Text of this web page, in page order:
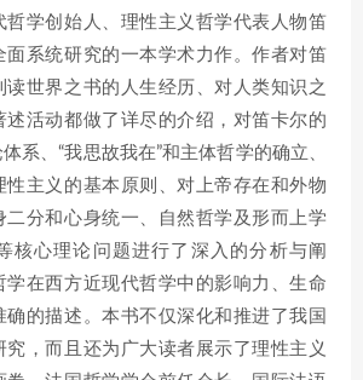
哲学创始人、理性主义哲学代表人物笛
面系统研究的一本学术力作。作者对笛
读世界之书的人生经历、对人类知识之
述活动都做了详尽的介绍，对笛卡尔的
系、“我思故我在”和主体哲学的确立、
性主义的基本原则、对上帝存在和外物
二分和心身统一、自然哲学及形而上学
核心理论问题进行了深入的分析与阐
学在西方近现代哲学中的影响力、生命
确的描述。本书不仅深化和推进了我国
究，而且还为广大读者展示了理性主义